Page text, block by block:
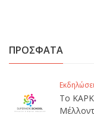
ΠΡΟΣΦΑΤΑ
Το